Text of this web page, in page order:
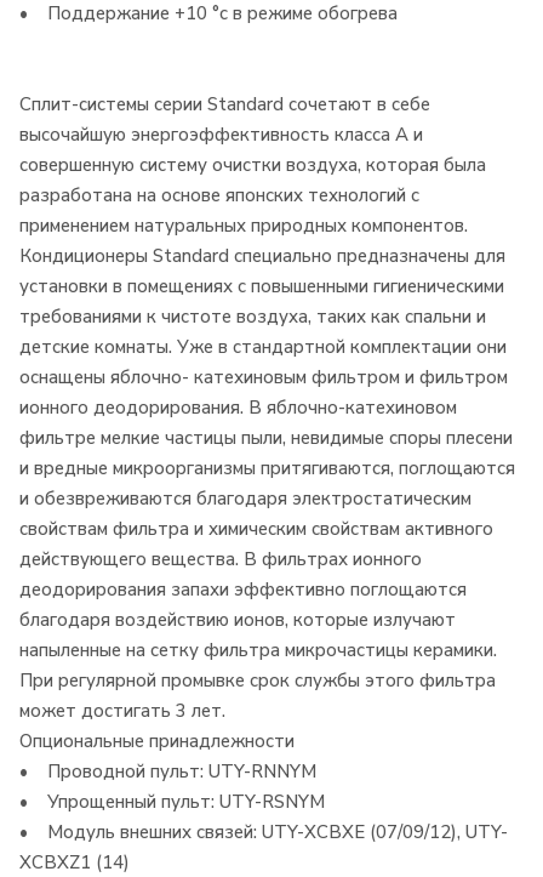
• Поддержание +10 °с в режиме обогрева
Сплит-системы серии Standard сочетают в себе
высочайшую энергоэффективность класса А и
совершенную систему очистки воздуха, которая была
разработана на основе японских технологий с
применением натуральных природных компонентов.
Кондиционеры Standard специально предназначены для
установки в помещениях с повышенными гигиеническими
требованиями к чистоте воздуха, таких как спальни и
детские комнаты. Уже в стандартной комплектации они
оснащены яблочно- катехиновым фильтром и фильтром
ионного деодорирования. В яблочно-катехиновом
фильтре мелкие частицы пыли, невидимые споры плесени
и вредные микроорганизмы притягиваются, поглощаются
и обезвреживаются благодаря электростатическим
свойствам фильтра и химическим свойствам активного
действующего вещества. В фильтрах ионного
деодорирования запахи эффективно поглощаются
благодаря воздействию ионов, которые излучают
напыленные на сетку фильтра микрочастицы керамики.
При регулярной промывке срок службы этого фильтра
может достигать 3 лет.
Опциональные принадлежности
• Проводной пульт: UTY-RNNYM
• Упрощенный пульт: UTY-RSNYM
• Модуль внешних связей: UTY-XCBXE (07/09/12), UTY-
XCBXZ1 (14)